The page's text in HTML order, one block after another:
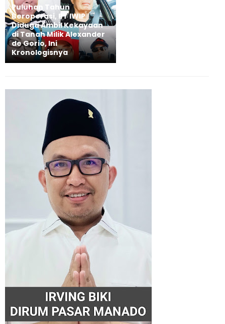
Puluhan Tahun
Beroperasi, PT IWIP
Diduga Ambil Kekayaan
di Tanah Milik Alexander
de Gorio, Ini
Kronologisnya